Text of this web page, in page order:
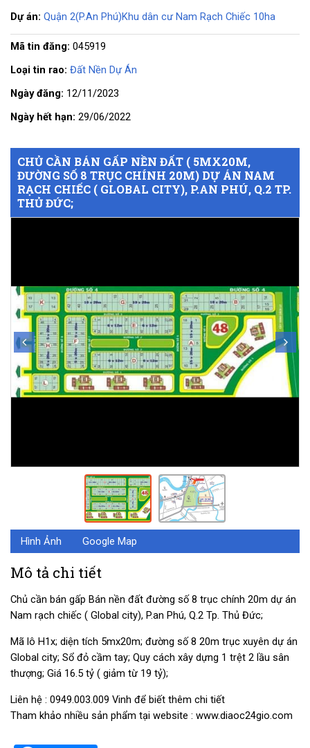
CHỦ CẦN BÁN GẤP NỀN ĐẤT ( 5MX20M,
ĐƯỜNG SỐ 8 TRỤC CHÍNH 20M) DỰ ÁN NAM
RẠCH CHIẾC ( GLOBAL CITY), P.AN PHÚ, Q.2 TP.
THỦ ĐỨC;
Hình Ảnh Google Map
Mô tả chi tiết
Chủ cần bán gấp Bán nền đất đường số 8 trục chính 20m dự án
Nam rạch chiếc ( Global city), P.an Phú, Q.2 Tp. Thủ Đức;
Mã lô H1x; diện tích 5mx20m; đường số 8 20m trục xuyên dự án
Global city; Sổ đỏ cầm tay; Quy cách xây dựng 1 trệt 2 lầu sân
thượng; Giá 16.5 tỷ ( giảm từ 19 tỷ);
Liên hệ : 0949.003.009 Vinh để biết thêm chi tiết
Tham khảo nhiều sản phẩm tại website : www.diaoc24gio.com
Dự án: Quận 2(P.An Phú)Khu dân cư Nam Rạch Chiếc 10ha
Mã tin đăng: 045919
Loại tin rao: Đất Nền Dự Án
Ngày đăng: 12/11/2023
Ngày hết hạn: 29/06/2022